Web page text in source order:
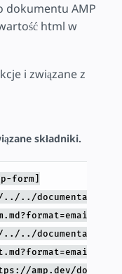
dokumentu AMP
html w
i związane z
składniki.
form]
../documentation/
../documentation/
amp.dev/